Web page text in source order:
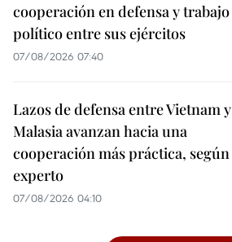
cooperación en defensa y trabajo
político entre sus ejércitos
07/08/2026 07:40
Lazos de defensa entre Vietnam y
Malasia avanzan hacia una
cooperación más práctica, según
experto
07/08/2026 04:10